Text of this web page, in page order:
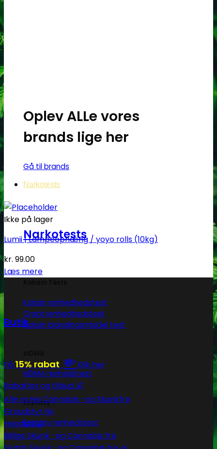
Oplev ALLe vores
brands lige her
Gå til brands
Narkotests
Narkotests
Kokain renhedhedstest
Crack renhedhedstest
Kokain blandingsmiddel test
MDMA renhedstest
Ecstasy
Ecstasy renhedstest
Ikke på lager
Lumii | Lampeophæng / yoyo rolls (10kg)
kr. 99.00
Læs mere
Butik
Få 15% rabat 💸 Klik her
Rabatter og tilbud 💰
Alle vores Cannabis -og Skunkfrø
Groudstyr
Headshop
Billige Skunk -og Cannabis frø